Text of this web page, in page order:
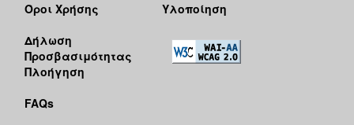
Όροι Χρήσης
Δήλωση
Προσβασιμότητας
Πλοήγηση
FAQs
Υλοποίηση